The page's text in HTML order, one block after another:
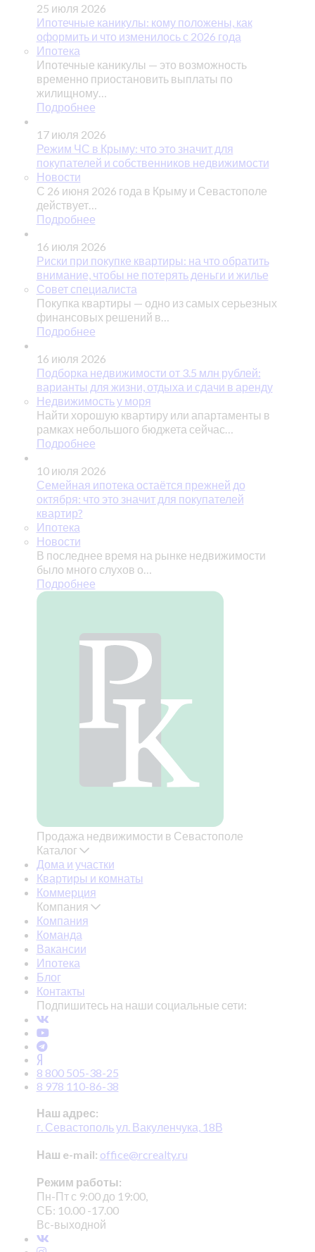
25 июля 2026
Ипотечные каникулы: кому положены, как
оформить и что изменилось с 2026 года
Ипотека
Ипотечные каникулы — это возможность
временно приостановить выплаты по
жилищному…
Подробнее
17 июля 2026
Режим ЧС в Крыму: что это значит для
покупателей и собственников недвижимости
Новости
С 26 июня 2026 года в Крыму и Севастополе
действует…
Подробнее
16 июля 2026
Риски при покупке квартиры: на что обратить
внимание, чтобы не потерять деньги и жилье
Совет специалиста
Покупка квартиры — одно из самых серьезных
финансовых решений в…
Подробнее
16 июля 2026
Подборка недвижимости от 3.5 млн рублей:
варианты для жизни, отдыха и сдачи в аренду
Недвижимость у моря
Найти хорошую квартиру или апартаменты в
рамках небольшого бюджета сейчас…
Подробнее
10 июля 2026
Семейная ипотека остаётся прежней до
октября: что это значит для покупателей
квартир?
Ипотека
Новости
В последнее время на рынке недвижимости
было много слухов о…
Подробнее
Продажа недвижимости в Севастополе
Каталог
Дома и участки
Квартиры и комнаты
Коммерция
Компания
Компания
Команда
Вакансии
Ипотека
Блог
Контакты
Подпишитесь на наши социальные сети:
8 800 505-38-25
8 978 110-86-38
Наш адрес:
г. Севастополь ул. Вакуленчука, 18В
Наш e-mail: office@rcrealty.ru
Режим работы:
Пн-Пт с 9:00 до 19:00,
СБ: 10.00 -17.00
Вс-выходной